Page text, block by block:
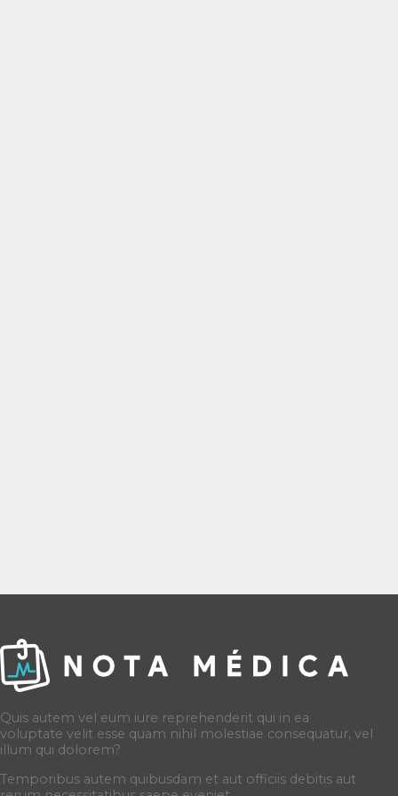
Quis autem vel eum iure reprehenderit qui in ea
voluptate velit esse quam nihil molestiae consequatur, vel
illum qui dolorem?
Temporibus autem quibusdam et aut officiis debitis aut